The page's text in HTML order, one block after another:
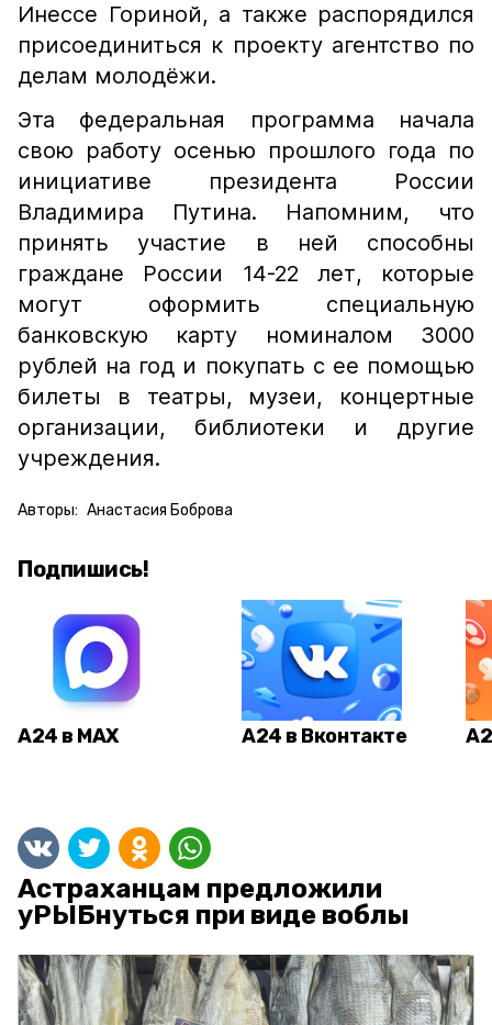
Инессе Гориной, а также распорядился
присоединиться к проекту агентство по
делам молодёжи.
Эта федеральная программа начала
свою работу осенью прошлого года по
инициативе президента России
Владимира Путина. Напомним, что
принять участие в ней способны
граждане России 14-22 лет, которые
могут оформить специальную
банковскую карту номиналом 3000
рублей на год и покупать с ее помощью
билеты в театры, музеи, концертные
организации, библиотеки и другие
учреждения.
Авторы: Анастасия Боброва
Подпишись!
А24 в MAX А24 в Вконтакте
Астраханцам предложили
уРЫБнуться при виде воблы